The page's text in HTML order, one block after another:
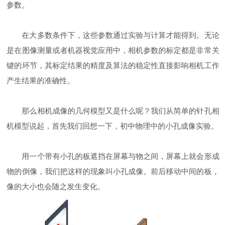
参数。
在大多数条件下，这些参数通过实验与计算才能得到。无论
是在图像测量或者机器视觉应用中，相机参数的标定都是非常关
键的环节，其标定结果的精度及算法的稳定性直接影响相机工作
产生结果的准确性。
那么相机成像的几何模型又是什么呢？我们从简单的针孔相
机模型说起，首先我们回想一下，初中物理中的小孔成像实验。
用一个带有小孔的板遮挡在屏幕与物之间，屏幕上就会形成
物的倒像，我们把这样的现象叫小孔成像。前后移动中间的板，
像的大小也会随之发生变化。